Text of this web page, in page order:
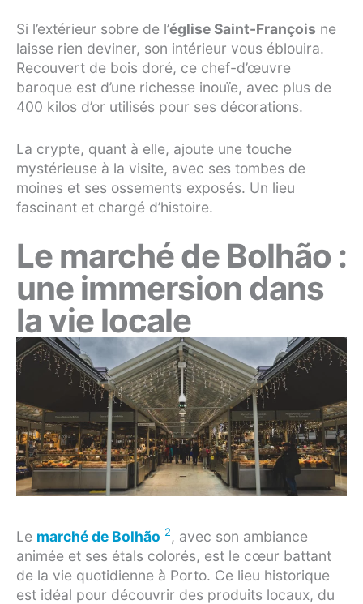
Si l’extérieur sobre de l’église Saint-François ne
laisse rien deviner, son intérieur vous éblouira.
Recouvert de bois doré, ce chef-d’œuvre
baroque est d’une richesse inouïe, avec plus de
400 kilos d’or utilisés pour ses décorations.
La crypte, quant à elle, ajoute une touche
mystérieuse à la visite, avec ses tombes de
moines et ses ossements exposés. Un lieu
fascinant et chargé d’histoire.
Le marché de Bolhão :
une immersion dans
la vie locale
Le marché de Bolhão 2, avec son ambiance
animée et ses étals colorés, est le cœur battant
de la vie quotidienne à Porto. Ce lieu historique
est idéal pour découvrir des produits locaux, du